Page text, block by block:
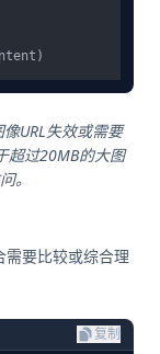
URL失效或需要
超过20MB的大图
。
需要比较或综合理
复制